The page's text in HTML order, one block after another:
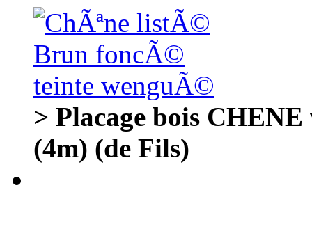
> Placage bois
(4m) (de Fils)